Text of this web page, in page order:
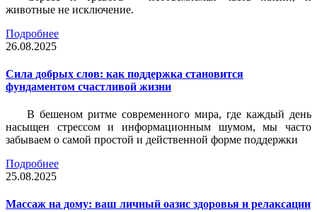
животные не исключение.
Подробнее
26.08.2025
Сила добрых слов: как поддержка становится
фундаментом счастливой жизни
В бешеном ритме современного мира, где каждый день
насыщен стрессом и информационным шумом, мы часто
забываем о самой простой и действенной форме поддержки
Подробнее
25.08.2025
Массаж на дому: ваш личный оазис здоровья и релаксации